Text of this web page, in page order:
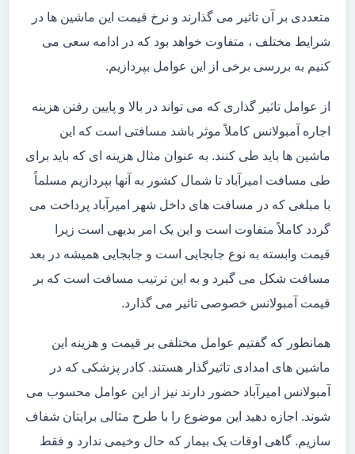
متعددی بر آن تاثیر می گذارند و نرخ قیمت این ماشین ها در
شرایط مختلف ، متفاوت خواهد بود که در ادامه سعی می
کنیم به بررسی برخی از این عوامل بپردازیم.
از عوامل تاثیر گذاری که می تواند در بالا و پایین رفتن هزینه
اجاره آمبولانس کاملاً موثر باشد مسافتی است که این
ماشین ها باید طی کنند. به عنوان مثال هزینه ای که باید برای
طی مسافت امیرآباد تا شمال کشور به آنها بپردازیم مسلماً
با مبلغی که در مسافت های داخل شهر امیرآباد پرداخت می
گردد کاملاً متفاوت است و این یک امر بدیهی است زیرا
قیمت وابسته به نوع جابجایی است و جابجایی همیشه در بعد
مسافت شکل می گیرد و به این ترتیب مسافت است که بر
قیمت آمبولانس خصوصی تاثیر می گذارد.
همانطور که گفتیم عوامل مختلفی بر قیمت و هزینه این
ماشین های امدادی تاثیرگذار هستند. کادر پزشکی که در
آمبولانس امیرآباد حضور دارند نیز از این عوامل محسوب می
شوند. اجازه دهید این موضوع را با طرح مثالی برایتان شفاف
سازیم. گاهی اوقات یک بیمار که حال وخیمی ندارد و فقط